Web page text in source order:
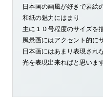
日本画の画風が好きで岩絵
和紙の魅力にはまり
主に１０号程度のサイズを
風景画にはアクセント的に
日本画にはあまり表現され
光を表現出来ればと思います